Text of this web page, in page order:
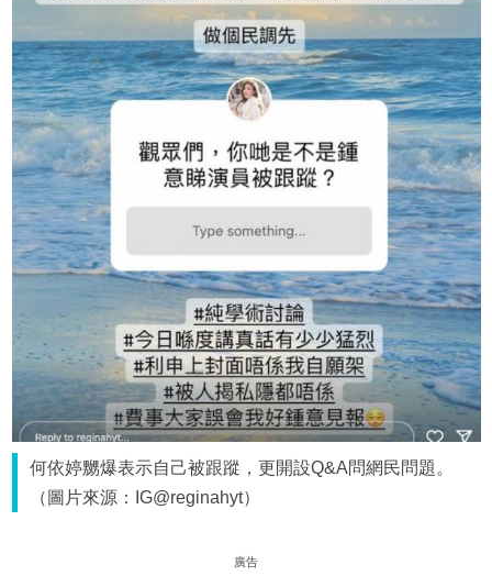
何依婷嬲爆表示自己被跟蹤，更開設Q&A問網民問題。
（圖片來源：IG@reginahyt）
廣告